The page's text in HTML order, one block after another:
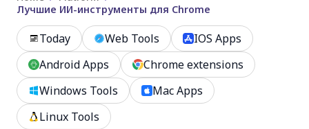
Лучшие ИИ-инструменты для Chrome
Today Web Tools
IOS Apps
Android Apps
Chrome extensions
Windows Tools
Mac Apps
Linux Tools